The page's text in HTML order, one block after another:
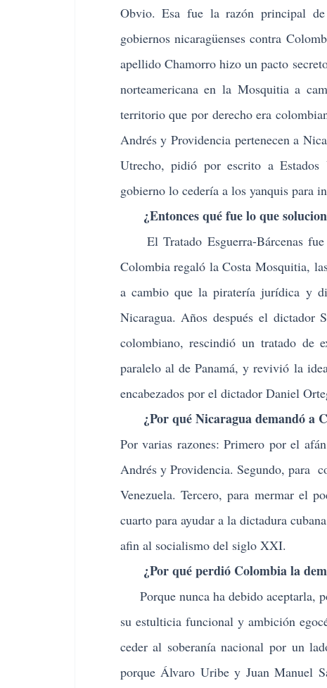
Obvio. Esa fue la razón principal de
gobiernos nicaragüenses contra
apellido Chamorro hizo un pacto
norteamericana en la Mosquitia a
territorio que por derecho era
Andrés y Providencia pertenecen a
Utrecho, pidió por escrito a Estados
gobierno lo cedería a los yanquis para
¿Entonces qué fue lo que
El Tratado Esguerra-Bárcenas fue
Colombia regaló la Costa Mosquitia,
a cambio que la piratería jurídica y
Nicaragua. Años después el dictador
colombiano, rescindió un tratado de
paralelo al de Panamá, y revivió la
encabezados por el dictador Daniel
¿Por qué Nicaragua demandó a
Por varias razones: Primero por el
Andrés y Providencia. Segundo, para
Venezuela. Tercero, para mermar el
cuarto para ayudar a la dictadura
afin al socialismo del siglo XXI.
¿Por qué perdió Colombia la
Porque nunca ha debido aceptarla,
su estulticia funcional y ambición
ceder al soberanía nacional por un
porque Álvaro Uribe y Juan Manuel